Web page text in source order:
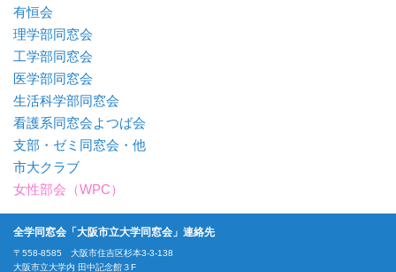
有恒会
理学部同窓会
工学部同窓会
医学部同窓会
生活科学部同窓会
看護系同窓会よつば会
支部・ゼミ同窓会・他
市大クラブ
女性部会（WPC）
全学同窓会「大阪市立大学同窓会」連絡先
〒558-8585 大阪市住吉区杉本3-3-138
大阪市立大学内 田中記念館３F